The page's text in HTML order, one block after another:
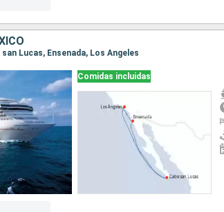
Lucas, Ensenada, Los Angeles
Comidas incluidas